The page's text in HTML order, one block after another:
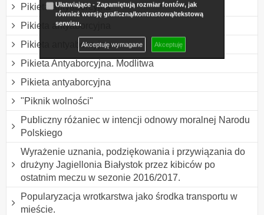
Ułatwiające - Zapamiętują rozmiar fontów, jak
również wersję graficzną/kontrastową/tekstową
serwisu.
Akceptuję wymagane Akceptuję
Pikieta antyaborcyjna
Pikieta antyaborcyjna
Pikieta antyaborcyjna
Pikieta Antyaborcyjna. Modlitwa
Pikieta antyaborcyjna
"Piknik wolności"
Publiczny różaniec w intencji odnowy moralnej Narodu
Polskiego
Wyrażenie uznania, podziękowania i przywiązania do
drużyny Jagiellonia Białystok przez kibiców po
ostatnim meczu w sezonie 2016/2017.
Popularyzacja wrotkarstwa jako środka transportu w
mieście.